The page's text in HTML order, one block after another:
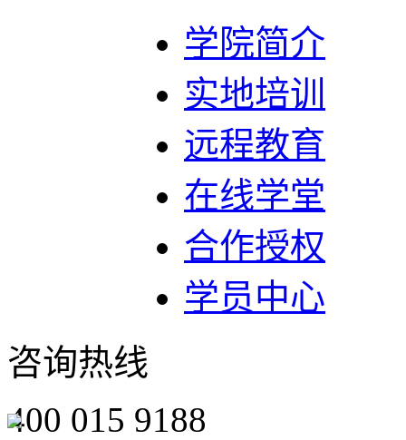
学院简介
实地培训
远程教育
在线学堂
合作授权
学员中心
咨询热线
400 015 9188